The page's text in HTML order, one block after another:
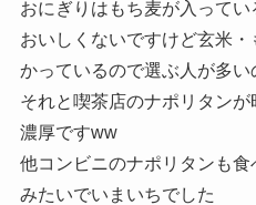
おにぎりはもち麦が入って
おいしくないですけど玄米
かっているので選ぶ人が多い
それと喫茶店のナポリタン
濃厚ですww
他コンビニのナポリタンも
みたいでいまいちでした